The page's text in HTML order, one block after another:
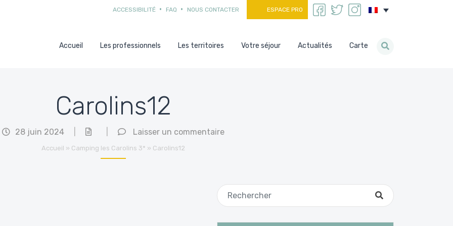
ACCESSIBILITÉ FAQ NOUS CONTACTER ESPACE PRO
Accueil Les professionnels Les territoires Votre séjour Actualités Carte
Carolins12
28 juin 2024 Laisser un commentaire
Accueil » Camping les Carolins 3* » Carolins12